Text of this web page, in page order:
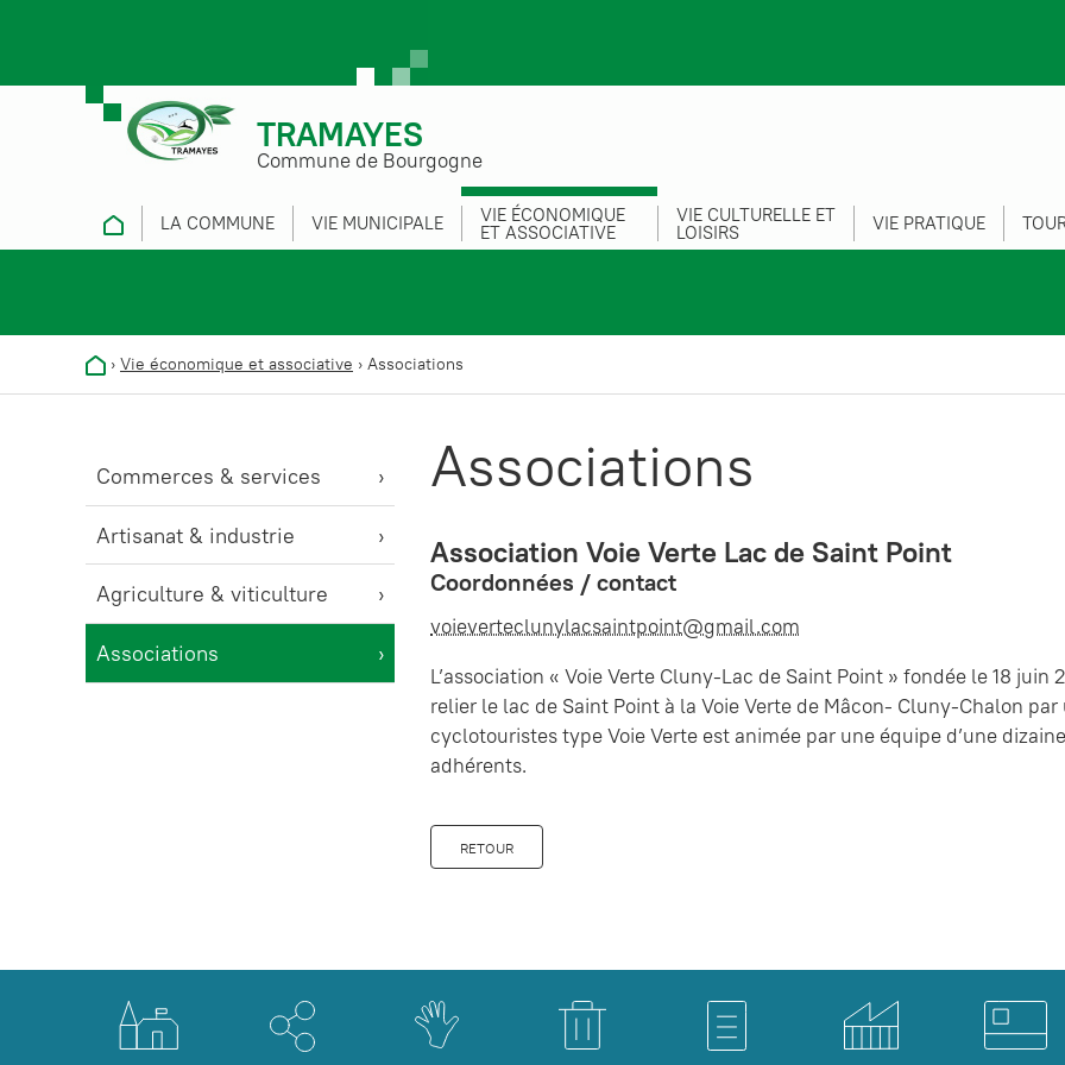
TRAMAYES
Commune de Bourgogne
LA COMMUNE VIE MUNICIPALE VIE ÉCONOMIQUE
ET ASSOCIATIVE
VIE CULTURELLE ET
LOISIRS VIE PRATIQUE
› Vie économique et associative › Associations
Commerces & services
Artisanat & industrie
Agriculture & viticulture
Associations
Associations
Association Voie Verte Lac de Saint Point
Coordonnées / contact
voieverteclunylacsaintpoint@gmail.com
L’association « Voie Verte Cluny-Lac de Saint Point » fondée le 18 juin
relier le lac de Saint Point à la Voie Verte de Mâcon- Cluny-Chalon
cyclotouristes type Voie Verte est animée par une équipe d’une
adhérents.
RETOUR